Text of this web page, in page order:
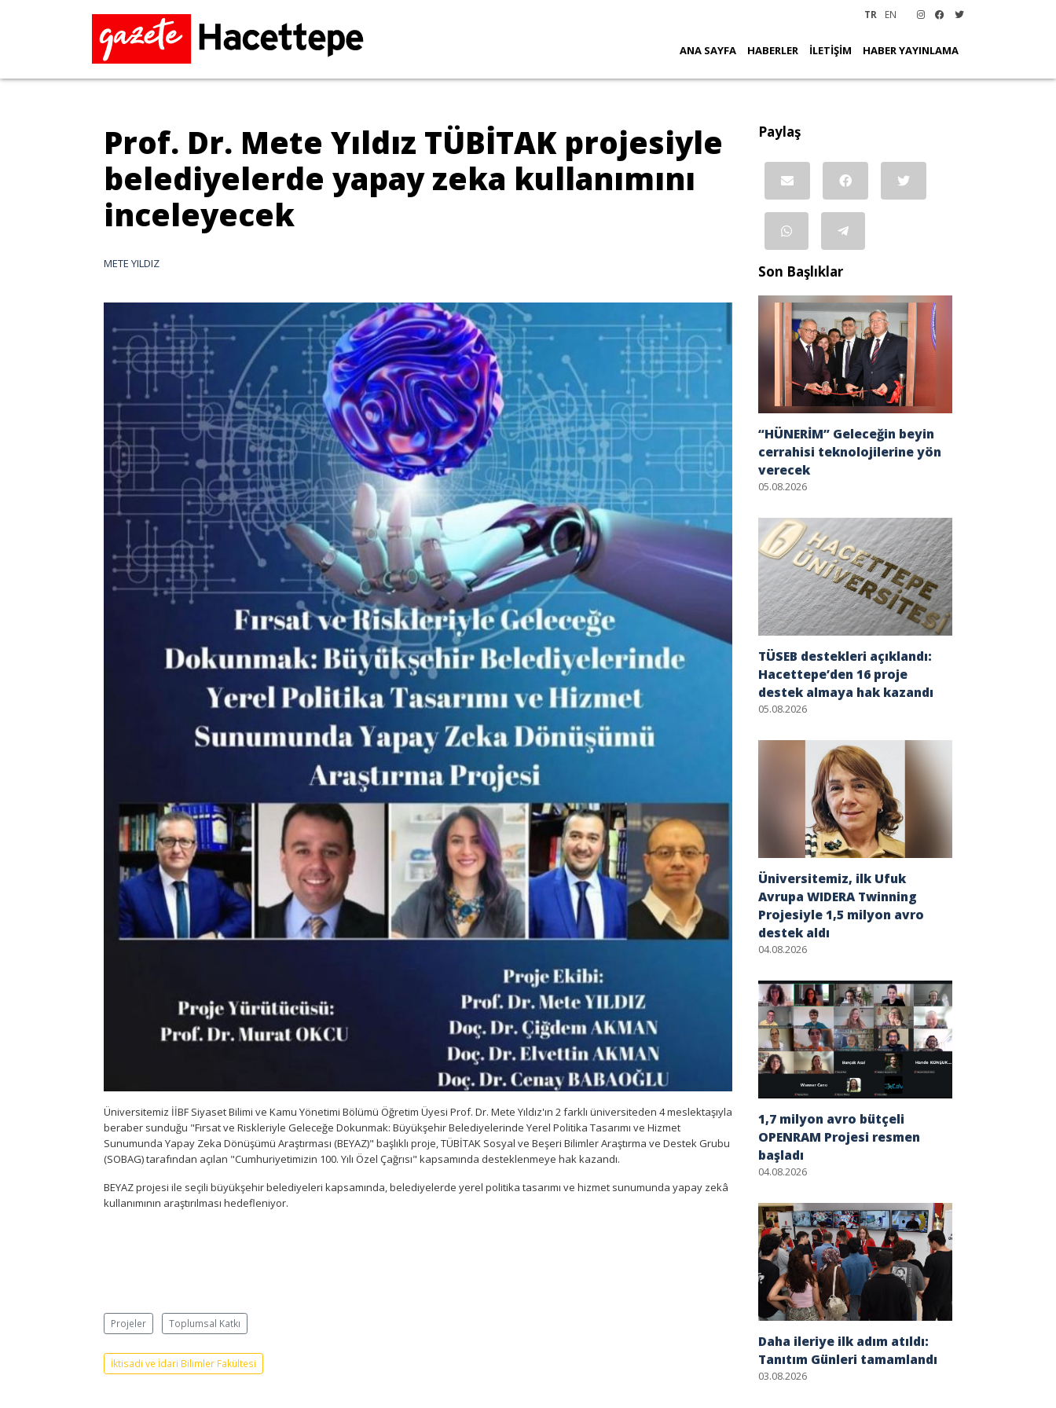
TR EN
ANA SAYFA HABERLER İLETİŞİM HABER YAYINLAMA
Prof. Dr. Mete Yıldız TÜBİTAK projesiyle
belediyelerde yapay zeka kullanımını
inceleyecek
METE YILDIZ
Üniversitemiz İİBF Siyaset Bilimi ve Kamu Yönetimi Bölümü Öğretim Üyesi Prof. Dr. Mete Yıldız'ın 2 farklı üniversiteden 4 meslektaşıyla
beraber sunduğu "Fırsat ve Riskleriyle Geleceğe Dokunmak: Büyükşehir Belediyelerinde Yerel Politika Tasarımı ve Hizmet
Sunumunda Yapay Zeka Dönüşümü Araştırması (BEYAZ)" başlıklı proje, TÜBİTAK Sosyal ve Beşeri Bilimler Araştırma ve Destek Grubu
(SOBAG) tarafından açılan "Cumhuriyetimizin 100. Yılı Özel Çağrısı" kapsamında desteklenmeye hak kazandı.
BEYAZ projesi ile seçili büyükşehir belediyeleri kapsamında, belediyelerde yerel politika tasarımı ve hizmet sunumunda yapay zekâ
kullanımının araştırılması hedefleniyor.
Projeler Toplumsal Katkı
İktisadi ve İdari Bilimler Fakültesi
Paylaş
Son Başlıklar
“HÜNERİM” Geleceğin beyin
cerrahisi teknolojilerine yön
verecek
05.08.2026
TÜSEB destekleri açıklandı:
Hacettepe’den 16 proje
destek almaya hak kazandı
05.08.2026
Üniversitemiz, ilk Ufuk
Avrupa WIDERA Twinning
Projesiyle 1,5 milyon avro
destek aldı
04.08.2026
1,7 milyon avro bütçeli
OPENRAM Projesi resmen
başladı
04.08.2026
Daha ileriye ilk adım atıldı:
Tanıtım Günleri tamamlandı
03.08.2026